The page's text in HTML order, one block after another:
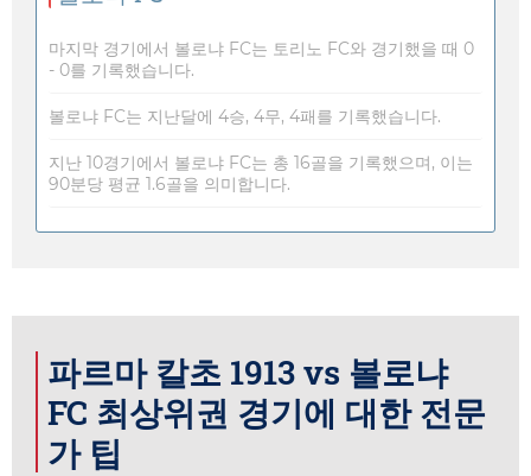
마지막 경기에서 볼로냐 FC는 토리노 FC와 경기했을 때 0
- 0를 기록했습니다.
볼로냐 FC는 지난달에 4승, 4무, 4패를 기록했습니다.
지난 10경기에서 볼로냐 FC는 총 16골을 기록했으며, 이는
90분당 평균 1.6골을 의미합니다.
파르마 칼초 1913 vs 볼로냐
FC 최상위권 경기에 대한 전문
가 팁